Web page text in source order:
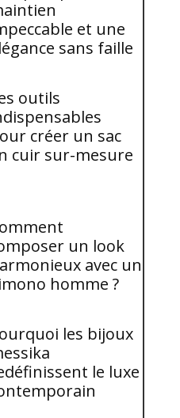
et une
sans faille
outils
créer un sac
cuir sur-mesure
un look
avec un
homme ?
les bijoux
le luxe